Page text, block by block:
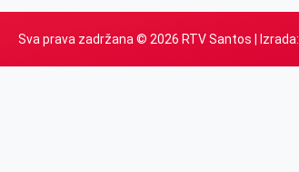
Sva prava zadržana © 2026 RTV Santos | Izrada: